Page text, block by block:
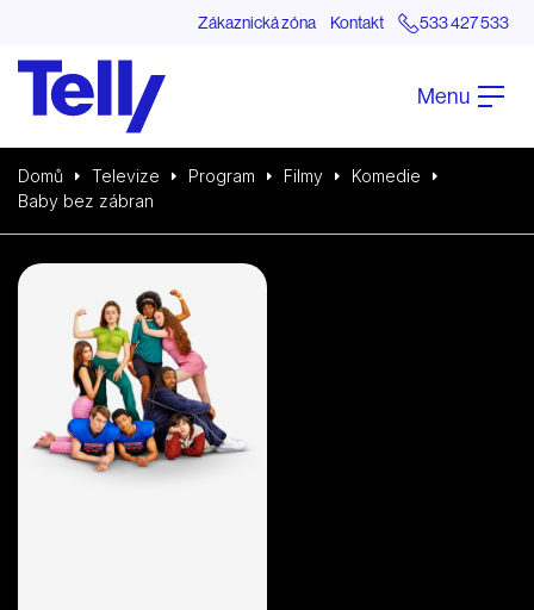
Zákaznická zóna Kontakt 533 427 533
Menu
Domů Televize Program Filmy
Komedie
Baby bez zábran